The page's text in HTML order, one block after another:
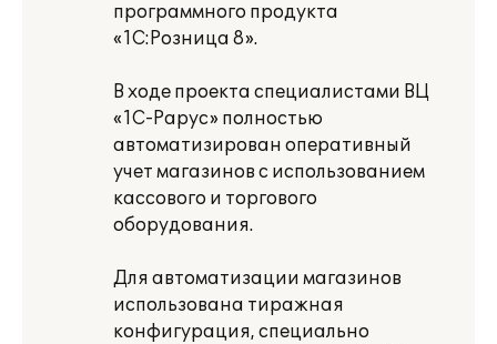
программного продукта
«1С:Розница 8».
В ходе проекта специалистами ВЦ
«1С-Рарус» полностью
автоматизирован оперативный
учет магазинов с использованием
кассового и торгового
оборудования.
Для автоматизации магазинов
использована тиражная
конфигурация, специально